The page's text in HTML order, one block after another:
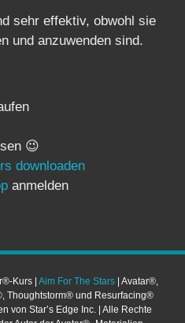
sehr effektiv, obwohl sie
und anzuwenden sind.
😉
downloaden
anmelden
Kurs | Aim For The Stars | Avatar®,
Thoughtstorm® und Resurfacing®
von Star’s Edge Inc. | Alle Rechte